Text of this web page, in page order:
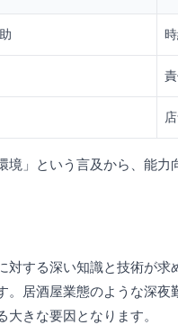
」という言及から、能
する深い知識と技術が
居酒屋業態のような深
きな要因となります。